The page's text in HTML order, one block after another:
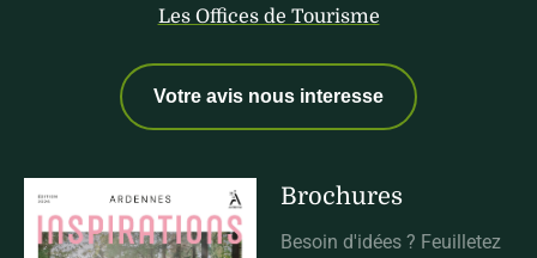
Les Offices de Tourisme
Votre avis nous interesse
Brochures
Besoin d'idées ? Feuilletez